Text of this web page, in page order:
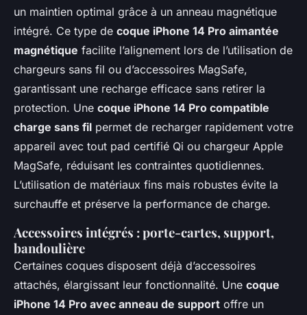
un maintien optimal grâce à un anneau magnétique
intégré. Ce type de coque iPhone 14 Pro aimantée
magnétique facilite l’alignement lors de l’utilisation de
chargeurs sans fil ou d’accessoires MagSafe,
garantissant une recharge efficace sans retirer la
protection. Une coque iPhone 14 Pro compatible
charge sans fil permet de recharger rapidement votre
appareil avec tout pad certifié Qi ou chargeur Apple
MagSafe, réduisant les contraintes quotidiennes.
L’utilisation de matériaux fins mais robustes évite la
surchauffe et préserve la performance de charge.
Accessoires intégrés : porte-cartes, support,
bandoulière
Certaines coques disposent déjà d’accessoires
attachés, élargissant leur fonctionnalité. Une coque
iPhone 14 Pro avec anneau de support offre un